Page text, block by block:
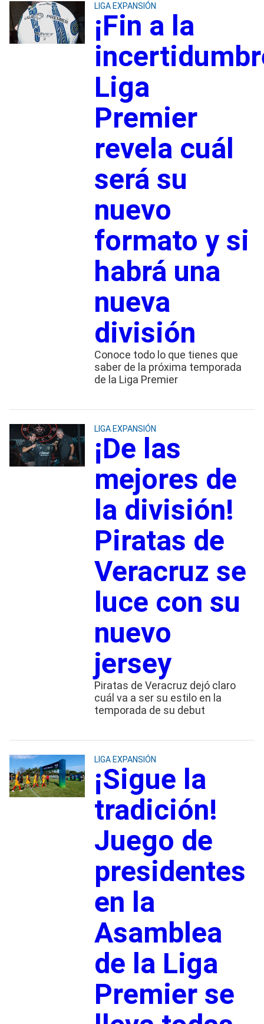
LIGA EXPANSIÓN
¡Fin a la
Liga
Premier
revela cuál
será su
nuevo
formato y si
habrá una
nueva
división
Conoce todo lo que tienes que
saber de la próxima temporada
de la Liga Premier
LIGA EXPANSIÓN
¡De las
mejores de
la división!
Piratas de
Veracruz se
luce con su
nuevo
jersey
Piratas de Veracruz dejó claro
cuál va a ser su estilo en la
temporada de su debut
LIGA EXPANSIÓN
¡Sigue la
tradición!
Juego de
presidentes
en la
Asamblea
de la Liga
Premier se